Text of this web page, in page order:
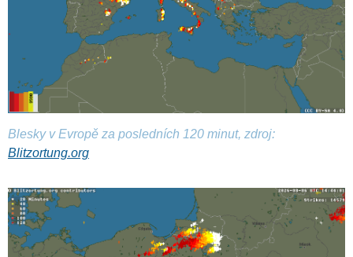
Blesky v Evropě za posledních 120 minut, zdroj:
Blitzortung.org